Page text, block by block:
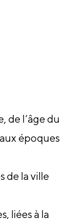
de l’âge du
époques
de la ville
liées à la